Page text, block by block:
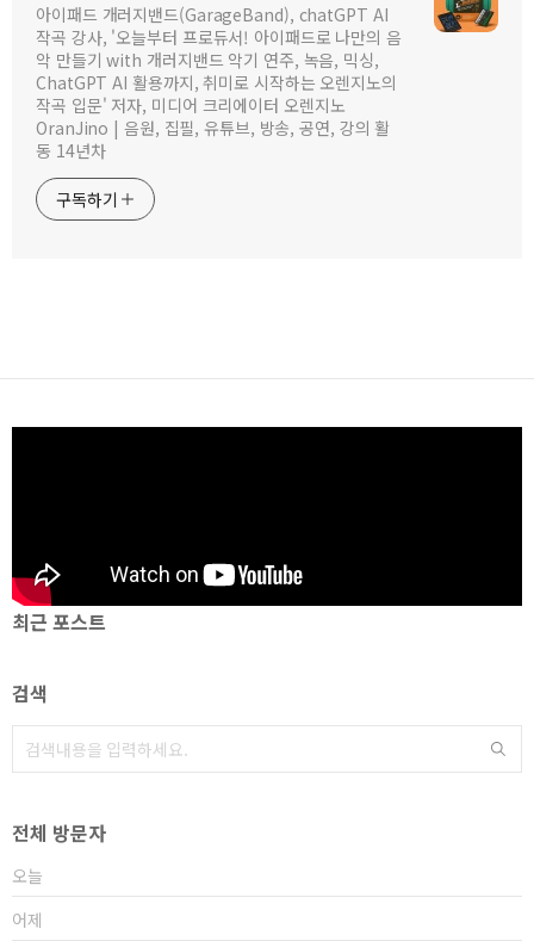
아이패드 개러지밴드(GarageBand), chatGPT AI
작곡 강사, '오늘부터 프로듀서! 아이패드로 나만의 음
악 만들기 with 개러지밴드 악기 연주, 녹음, 믹싱,
ChatGPT AI 활용까지, 취미로 시작하는 오렌지노의
작곡 입문' 저자, 미디어 크리에이터 오렌지노
OranJino | 음원, 집필, 유튜브, 방송, 공연, 강의 활
동 14년차
구독하기
최근 포스트
검색
전체 방문자
오늘
어제